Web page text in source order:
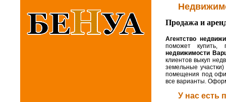
Продажа и
Агентство
поможет купить,
недвижимости
клиентов выкуп
земельные
помещения под
все варианты.
У нас есть